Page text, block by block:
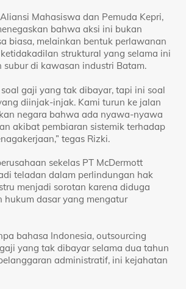
Mahasiswa dan Pemuda Kepri,
bahwa aksi ini bukan
biasa, melainkan bentuk perlawanan
struktural yang selama ini
di kawasan industri Batam.
gaji yang tak dibayar, tapi ini soal
diinjak-injak. Kami turun ke jalan
negara bahwa ada nyawa-nyawa
akibat pembiaran sistemik terhadap
tegas Rizki.
sekelas PT McDermott
teladan dalam perlindungan hak
menjadi sorotan karena diduga
hukum dasar yang mengatur
bahasa Indonesia, outsourcing
yang tak dibayar selama dua tahun
administratif, ini kejahatan